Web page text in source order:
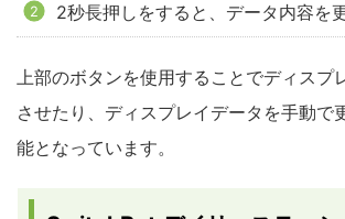
2秒長押しをすると、データ内容を
上部のボタンを使用することでディスプ
させたり、ディスプレイデータを手動で
能となっています。